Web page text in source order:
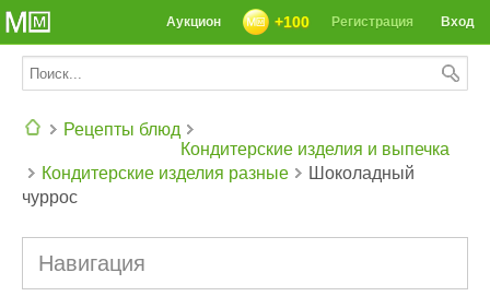
СЕГОДНЯ: 39142 РЕЦЕПТА
Вход
Регистрация
+100
Аукцион
Рецепты блюд
Кондитерские изделия и выпечка
Кондитерские изделия разные
Шоколадный
чуррос
Навигация